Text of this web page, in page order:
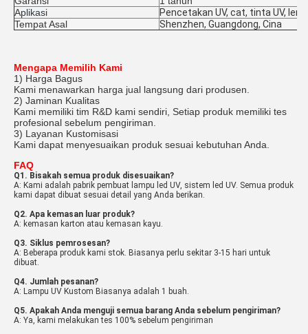
Aplikasi
Pencetakan UV, cat, tinta UV, lem
Tempat Asal
Shenzhen, Guangdong, Cina
Mengapa Memilih Kami
1) Harga Bagus
Kami menawarkan harga jual langsung dari produsen.
2) Jaminan Kualitas
Kami memiliki tim R&D kami sendiri, Setiap produk memiliki tes
profesional sebelum pengiriman.
3) Layanan Kustomisasi
Kami dapat menyesuaikan produk sesuai kebutuhan Anda.
FAQ
Q1. Bisakah semua produk disesuaikan?
A: Kami adalah pabrik pembuat lampu led UV, sistem led UV. Semua produk
kami dapat dibuat sesuai detail yang Anda berikan.
Q2. Apa kemasan luar produk?
A: kemasan karton atau kemasan kayu.
Q3. Siklus pemrosesan?
A: Beberapa produk kami stok. Biasanya perlu sekitar 3-15 hari untuk
dibuat.
Q4. Jumlah pesanan?
A: Lampu UV Kustom Biasanya adalah 1 buah.
Q5. Apakah Anda menguji semua barang Anda sebelum pengiriman?
A: Ya, kami melakukan tes 100% sebelum pengiriman